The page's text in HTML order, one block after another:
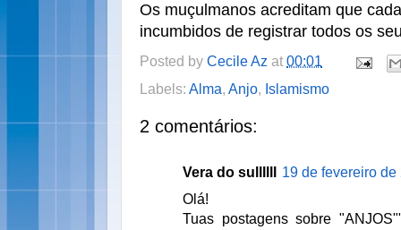
Os muçulmanos acreditam que
incumbidos de registrar todos os
Posted by Cecile Az at 00:01
Labels: Alma, Anjo, Islamismo
2 comentários:
Vera do sullllll
19 de fevereiro
Olá!
Tuas postagens sobre